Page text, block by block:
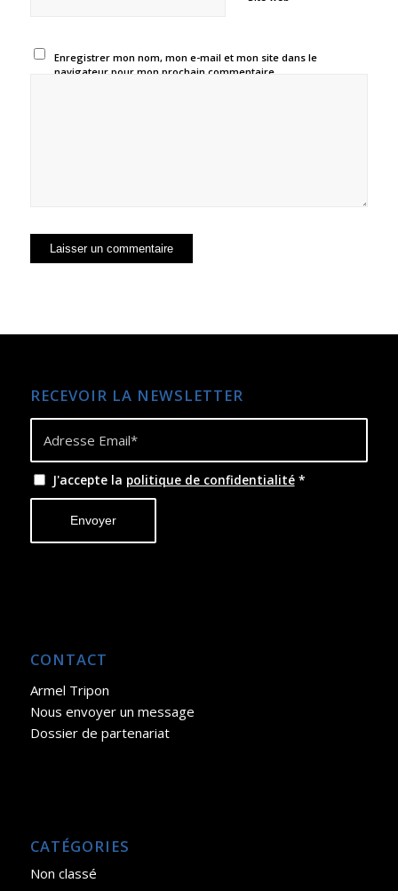
Enregistrer mon nom, mon e-mail et mon site dans le
navigateur pour mon prochain commentaire.
RECEVOIR LA NEWSLETTER
J'accepte la politique de confidentialité *
CONTACT
Armel Tripon
Nous envoyer un message
Dossier de partenariat
CATÉGORIES
Non classé